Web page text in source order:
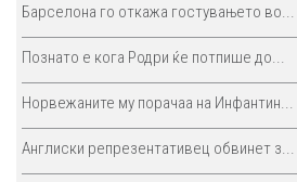
Барселона го откажа гостувањето во...
Познато е кога Родри ќе потпише до...
Норвежаните му порачаа на Инфантин...
Англиски репрезентативец обвинет з...